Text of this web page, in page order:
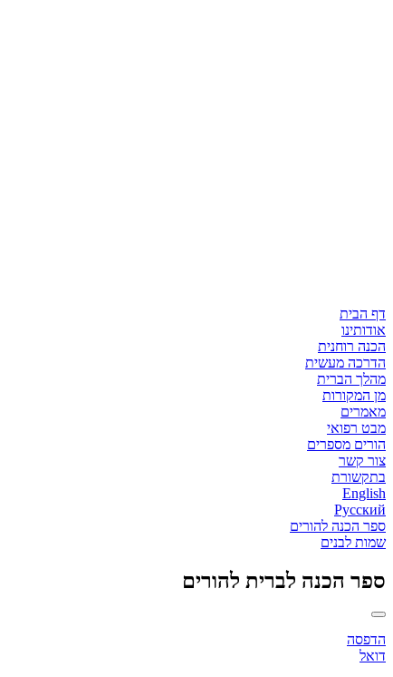
דף הבית
אודותינו
הכנה רוחנית
הדרכה מעשית
מהלך הברית
מן המקורות
מאמרים
מבט רפואי
הורים מספרים
צור קשר
בתקשורת
English
Русский
ספר הכנה להורים
שמות לבנים
ספר הכנה לברית להורים
הדפסה
דואל